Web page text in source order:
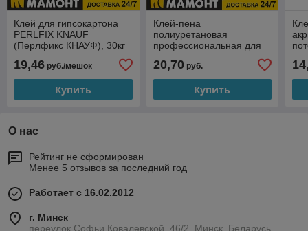
Клей для гипсокартона
PERLFIX KNAUF
(Перлфикс КНАУФ), 30кг
19,46 руб./мешок
Купить
Клей-пена
полиуретановая
профессиональная для
CEMENT, 850мл
20,70руб.
Купить
мл
О нас
Рейтинг не сформирован
Менее 5 отзывов за последний год
Работает с 16.02.2012
г. Минск
переулок Софьи Ковалевской, 46/2, Минск, Беларусь